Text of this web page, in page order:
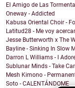
El Amigo de Las
Oneway - Addicted
Kabusa Oriental Choir -
Latitud28 - Me voy
Jesse Butterworth x The
Bayline - Sinking In Slow
Darron L Williams - I
Sublunar Minds - Take
Mesh Kimono -
Soto - CALENTÁNDOME